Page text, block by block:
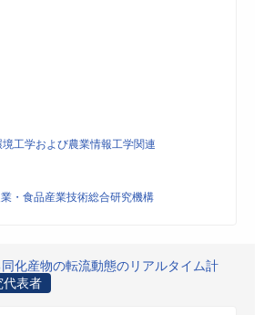
工学および農業情報工学関連
・食品産業技術総合研究機構
化産物の転流動態のリアルタイム計
代表者